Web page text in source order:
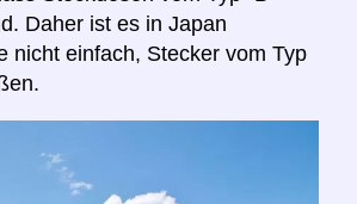
Daher ist es in Japan
nicht einfach, Stecker vom Typ